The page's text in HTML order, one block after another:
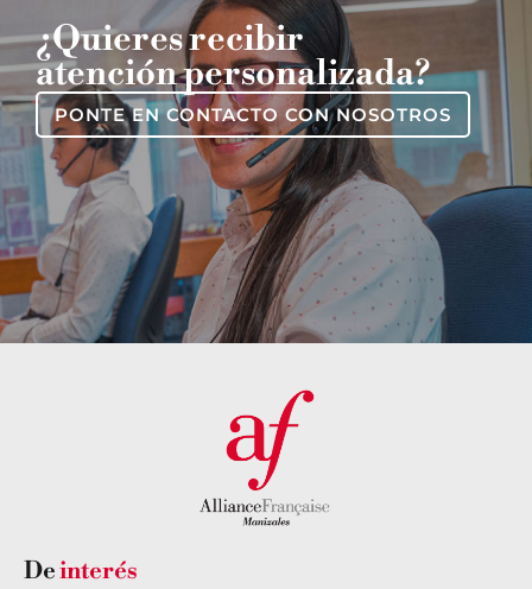
¿Quieres recibir
atención personalizada?
PONTE EN CONTACTO CON NOSOTROS
Deinterés